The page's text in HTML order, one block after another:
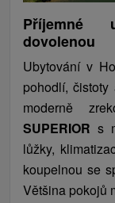
Příjemné
dovolenou
Ubytování v
pohodlí,
moderně
SUPERIOR s
lůžky,
koupelnou se
Většina pokojů